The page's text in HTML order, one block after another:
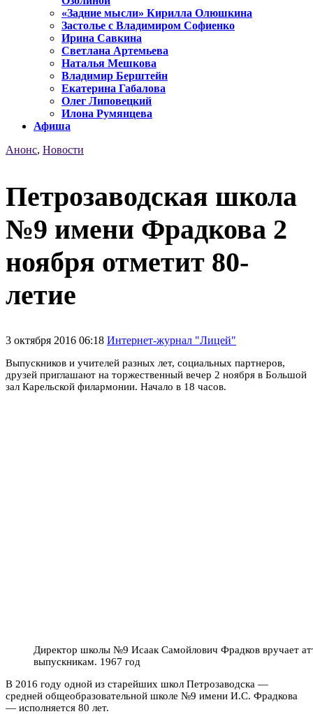
«Задние мысли» Кирилла Олюшкина
Застолье с Владимиром Софиенко
Ирина Савкина
Светлана Артемьева
Наталья Мешкова
Владимир Берштейн
Екатерина Габалова
Олег Липовецкий
Илона Румянцева
Афиша
Анонс, Новости
Петрозаводская школа
№9 имени Фрадкова 2
ноября отметит 80-
летие
3 октября 2016 06:18 Интернет-журнал "Лицей"
Выпускников и учителей разных лет, социальных партнеров,
друзей приглашают на торжественный вечер 2 ноября в Большой
зал Карельской филармонии. Начало в 18 часов.
Директор школы №9 Исаак Самойлович Фрадков вручает
выпускникам. 1967 год
В 2016 году одной из старейших школ Петрозаводска —
средней общеобразовательной школе №9 имени И.С. Фрадкова
— исполняется 80 лет.